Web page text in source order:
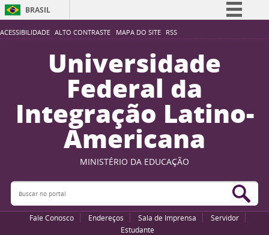
ACESSIBILIDADE ALTO CONTRASTE MAPA DO SITE RSS
BRASIL
Simplifique!
Participe
Acesso à informação
Legislação
Canais
Universidade
Federal da
Integração Latino-
Americana
MINISTÉRIO DA EDUCAÇÃO
Buscar no portal
Fale Conosco Endereços Sala de Imprensa
Servidor
Estudante